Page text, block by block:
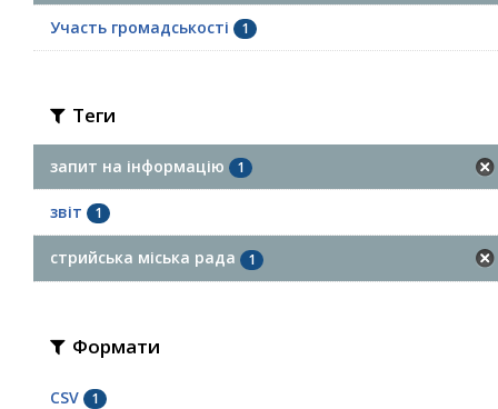
Участь громадськості 1
Теги
запит на інформацію 1
звіт 1
стрийська міська рада 1
Формати
CSV 1